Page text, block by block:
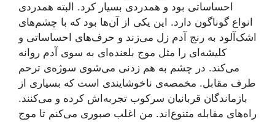
احساساتی بود و همدردی بسیار کرد. البته همدردی
انواع گوناگون دارد. این یکی از آن‌ها بود که با چشم‌های
اشک‌آلود به رنج آدم زل می‌زند و حرف‌های احساساتی و
کلیشه‌ای را مثل موج بلعنده‌ای به سوی آدم روانه
می‌کند. در چشم به هم زدنی می‌شوی سوژه‌ی ترحم
طرف مقابل. مخمصه‌ی ناخوشایندی است که بسیاری از
بازماندگان قربانیان سرکوب تجربه‌اش کرده و می‌کنند.
راه‌های مقابله متنوع‌اند. من اغلب صبوری می‌کنم تا موج